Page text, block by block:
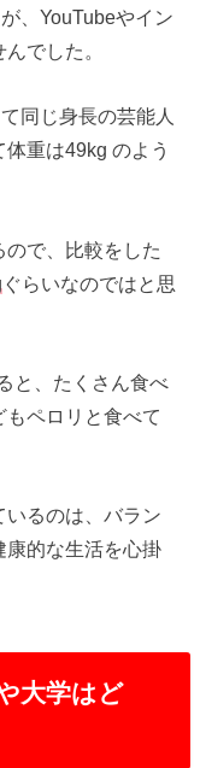
、YouTubeやイン
でした。
同じ身長の芸能人
重は49kg のよう
で、比較をした
ぐらいなのではと思
と、たくさん食べ
ペロリと食べて
るのは、バラン
康的な生活を心掛
大学はど